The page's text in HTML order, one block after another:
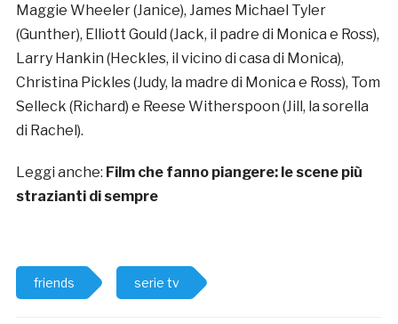
Maggie Wheeler (Janice), James Michael Tyler
(Gunther), Elliott Gould (Jack, il padre di Monica e Ross),
Larry Hankin (Heckles, il vicino di casa di Monica),
Christina Pickles (Judy, la madre di Monica e Ross), Tom
Selleck (Richard) e Reese Witherspoon (Jill, la sorella
di Rachel).
Leggi anche: Film che fanno piangere: le scene più
strazianti di sempre
friends serie tv